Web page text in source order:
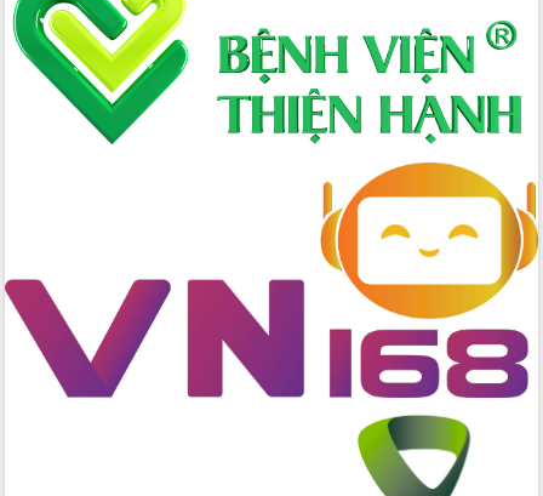
Tập trung phát triển khoa học công
nghệ, đổi mới sáng tạo và chuyển đổi
số lĩnh vực nông nghiệp và môi trường
“Hồ sơ phi địa giới – Bước tiến mới
trong cải cách hành chính”
Phó Chủ tịch UBND tỉnh Nguyễn Thiên
đổi mới sáng tạo và chuyển đổi số
Tỉnh Đắk Lắk hiện đại hóa y tế từ bệnh
án điện tử
Tập huấn công tác đối ngoại và tuyên
truyền quản lý biên giới, biển đảo